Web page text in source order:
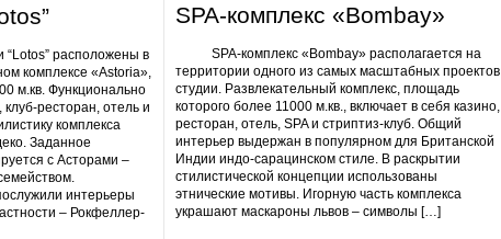
расположены в
комплексе «Astoria»,
м.кв. Функционально
ресторан, отель и
комплекса
Заданное
с Асторами –
интерьеры
– Рокфеллер-
SPA-комплекс «Bombay»
SPA-комплекс «Bombay» располагается на
территории одного из самых масштабных проектов
студии. Развлекательный комплекс, площадь
которого более 11000 м.кв., включает в себя казино,
ресторан, отель, SPA и стриптиз-клуб. Общий
интерьер выдержан в популярном для Британской
Индии индо-сарацинском стиле. В раскрытии
стилистической концепции использованы
этнические мотивы. Игорную часть комплекса
украшают маскароны львов – символы […]